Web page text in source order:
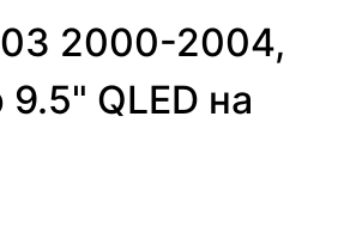
2000-2004,
QLED на